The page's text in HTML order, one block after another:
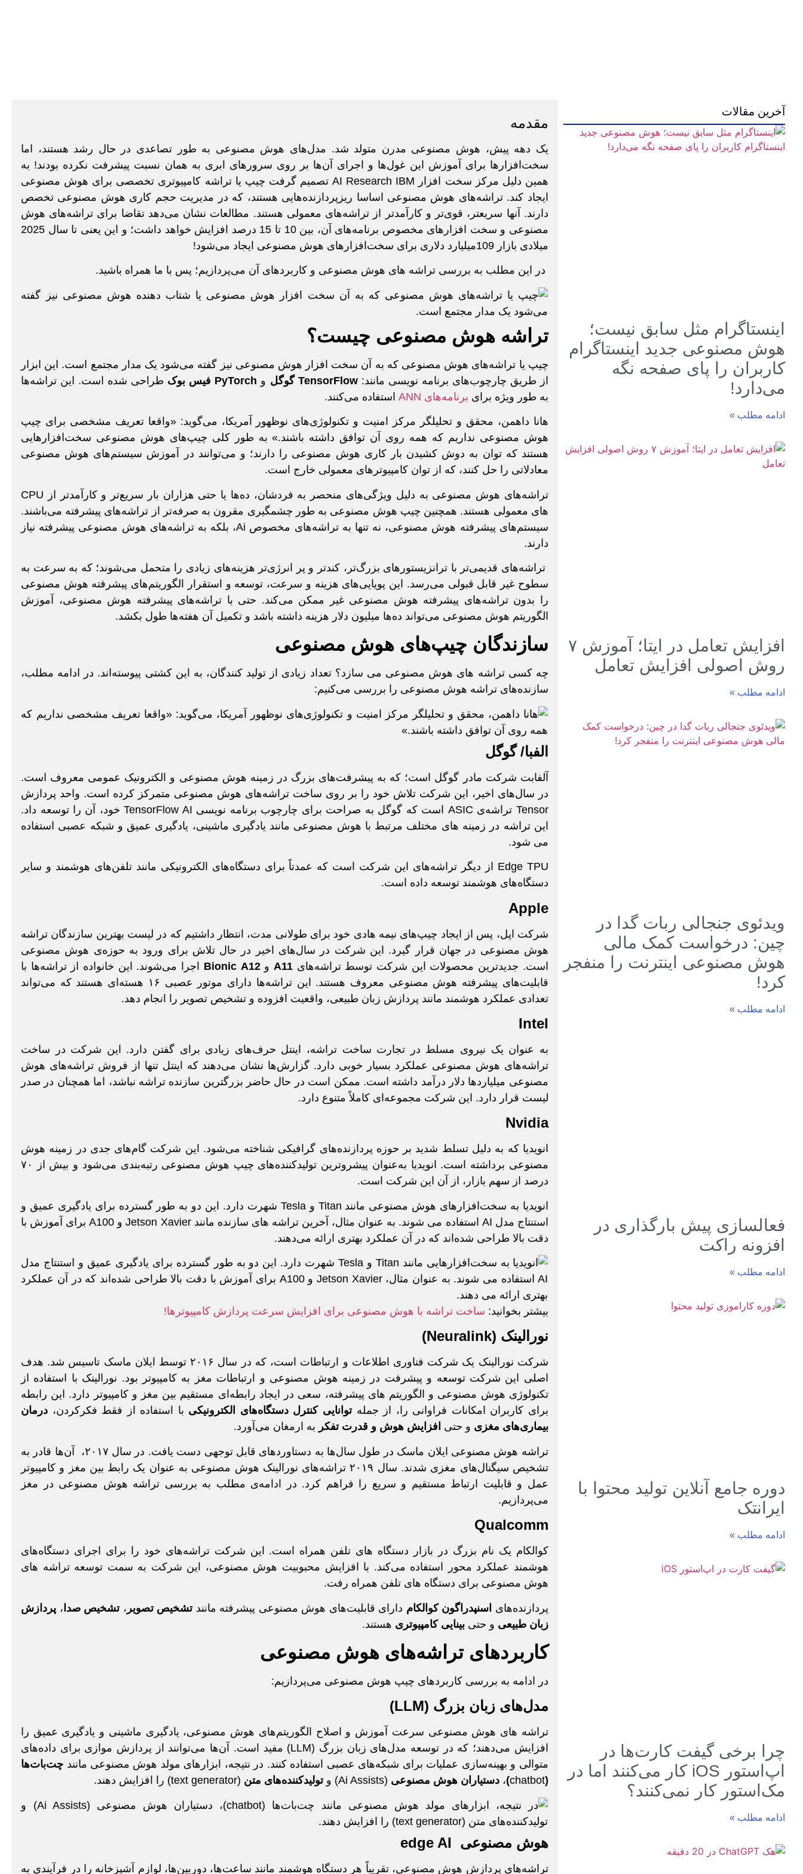
آخرین مقالات
اینستاگرام مثل سابق نیست؛
هوش مصنوعی جدید اینستاگرام
کاربران را پای صفحه نگه
می‌دارد!
ادامه مطلب »
افزایش تعامل در ایتا؛ آموزش ۷
روش اصولی افزایش تعامل
ادامه مطلب »
ویدئوی جنجالی ربات گدا در
چین: درخواست کمک مالی
هوش مصنوعی اینترنت را منفجر
کرد!
ادامه مطلب »
فعالسازی پیش بارگذاری در
افزونه راکت
ادامه مطلب »
دوره جامع آنلاین تولید محتوا با
ایرانتک
ادامه مطلب »
چرا برخی گیفت کارت‌ها در
اپ‌استور iOS کار می‌کنند اما در
مک‌استور کار نمی‌کنند؟
ادامه مطلب »
مقدمه
یک دهه پیش، هوش مصنوعی مدرن متولد شد. مدل‌های هوش مصنوعی به طور تصاعدی در حال رشد هستند، اما
سخت‌افزارها برای آموزش این غول‌ها و اجرای آن‌ها بر روی سرورهای ابری به همان نسبت پیشرفت نکرده بودند! به
همین دلیل مرکز سخت افزار AI Research IBM تصمیم گرفت چیپ یا تراشه کامپیوتری تخصصی برای هوش مصنوعی
ایجاد کند. تراشه‌های هوش مصنوعی اساسا ریزپردازنده‌هایی هستند، که در مدیریت حجم کاری هوش مصنوعی تخصص
دارند. آنها سریعتر، قوی‌تر و کارآمدتر از تراشه‌های معمولی هستند. مطالعات نشان می‌دهد تقاضا برای تراشه‌‌های هوش
مصنوعی و سخت ‌افزارهای مخصوص برنامه‌های آن، بین 10 تا 15 درصد افزایش خواهد داشت؛ و این یعنی تا سال 2025
میلادی بازار 109میلیارد دلاری برای سخت‌افزارهای هوش مصنوعی ایجاد می‌شود!
در این مطلب به بررسی تراشه های هوش مصنوعی و کاربردهای آن می‌پردازیم؛ پس با ما همراه باشید.
تراشه هوش مصنوعی چیست؟
چیپ یا تراشه‌های هوش مصنوعی که به آن سخت افزار هوش مصنوعی نیز گفته می‌شود یک مدار مجتمع است. این ابزار
از طریق چارچوب‌های برنامه نویسی مانند:TensorFlow گوگل و PyTorch فیس بوک طراحی شده است. این تراشه‌ها
به طور ویژه برای برنامه‌های ANN استفاده می‌کنند.
هانا داهمن، محقق و تحلیلگر مرکز امنیت و تکنولوژی‌های نوظهور آمریکا، می‌گوید: «واقعا تعریف مشخصی برای چیپ
هوش مصنوعی نداریم که همه روی آن توافق داشته باشند.» به طور کلی چیپ‌های هوش مصنوعی سخت‌افزارهایی
هستند که توان به دوش کشیدن بار کاری هوش مصنوعی را دارند؛ و می‌توانند در آموزش سیستم‌های هوش مصنوعی
معادلاتی را حل کنند، که از توان کامپیوترهای معمولی خارج است.
تراشه‌های هوش مصنوعی به دلیل ویژگی‌های منحصر به‌ فردشان، ده‌ها یا حتی هزاران بار سریع‌تر و کارآمدتر از CPU
های معمولی هستند. همچنین چیپ هوش مصنوعی به طور چشمگیری مقرون به صرفه‌تر از تراشه‌های پیشرفته می‌باشند.
سیستم‌های پیشرفته هوش مصنوعی، نه تنها به تراشه‌های مخصوص Ai، بلکه به تراشه‌های هوش مصنوعی پیشرفته نیاز
دارند.
تراشه‌های قدیمی‌تر با ترانزیستورهای بزرگ‌تر، کندتر و پر انرژی‌تر هزینه‌های زیادی را متحمل می‌شوند؛ که به سرعت به
سطوح غیر قابل ‌قبولی می‌رسد. این پویایی‌های هزینه و سرعت، توسعه و استقرار الگوریتم‌های پیشرفته هوش مصنوعی
را بدون تراشه‌های پیشرفته هوش مصنوعی غیر ممکن می‌کند. حتی با تراشه‌های پیشرفته هوش مصنوعی، آموزش
الگوریتم هوش مصنوعی می‌تواند ده‌ها میلیون دلار هزینه داشته باشد و تکمیل آن هفته‌ها طول بکشد.
سازندگان چیپ‌های هوش مصنوعی
چه کسی تراشه های هوش مصنوعی می سازد؟ تعداد زیادی از تولید کنندگان، به این کشتی پیوسته‌اند. در ادامه مطلب،
سازنده‌های تراشه هوش مصنوعی را بررسی می‌کنیم:
الفبا/ گوگل
آلفابت شرکت مادر گوگل است؛ که به پیشرفت‌های بزرگ در زمینه هوش مصنوعی و الکترونیک عمومی معروف است.
در سال‌های اخیر، این شرکت تلاش خود را بر روی ساخت تراشه‌های هوش مصنوعی متمرکز کرده است. واحد پردازش
Tensor تراشه‌ی ASIC است که گوگل به صراحت برای چارچوب برنامه نویسی TensorFlow AI خود، آن را توسعه داد.
این تراشه در زمینه های مختلف مرتبط با هوش مصنوعی مانند یادگیری ماشینی، یادگیری عمیق و شبکه عصبی استفاده
می شود.
Edge TPU از دیگر تراشه‌های این شرکت است که عمدتاً برای دستگاه‌های الکترونیکی مانند تلفن‌های هوشمند و سایر
دستگاه‌های هوشمند توسعه داده است.
Apple
شرکت اپل، پس از ایجاد چیپ‌های نیمه هادی خود برای طولانی مدت، انتظار داشتیم که در لیست بهترین سازندگان تراشه
هوش مصنوعی در جهان قرار گیرد. این شرکت در سال‌های اخیر در حال تلاش برای ورود به حوزه‌ی هوش مصنوعی
است. جدیدترین محصولات این شرکت توسط تراشه‌هایA11 و Bionic A12
اجرا می‌شوند. این خانواده از تراشه‌ها با
قابلیت‌های پیشرفته هوش مصنوعی معروف هستند. این تراشه‌ها دارای موتور عصبی ۱۶ هسته‌ای هستند که می‌تواند
تعدادی عملکرد هوشمند مانند پردازش زبان طبیعی، واقعیت افزوده و تشخیص تصویر را انجام دهد.
Intel
به عنوان یک نیروی مسلط در تجارت ساخت تراشه، اینتل حرف‌های زیادی برای گفتن دارد. این شرکت در ساخت
تراشه‌های هوش مصنوعی عملکرد بسیار خوبی دارد. گزارش‌ها نشان می‌دهند که اینتل تنها از فروش تراشه‌های هوش
مصنوعی میلیاردها دلار درآمد داشته است. ممکن است در حال حاضر بزرگترین سازنده تراشه نباشد، اما همچنان در صدر
لیست قرار دارد. این شرکت مجموعه‌ای کاملاً متنوع دارد.
Nvidia
انویدیا که به دلیل تسلط شدید بر حوزه پردازنده‌های گرافیکی شناخته می‌شود. این شرکت گام‌های جدی در زمینه هوش
مصنوعی برداشته است. انویدیا به‌عنوان پیشروترین تولیدکننده‌های چیپ هوش مصنوعی رتبه‌بندی می‌شود و بیش از ۷۰
درصد از سهم بازار، از آن این شرکت است.
انویدیا به سخت‌افزارهای هوش مصنوعی مانند Titan و Tesla شهرت دارد. این دو به طور گسترده برای یادگیری عمیق و
استنتاج مدل AI استفاده می شوند. به عنوان مثال، آخرین تراشه های سازنده مانند Jetson Xavier و A100 برای آموزش با
دقت بالا طراحی شده‌اند که در آن عملکرد بهتری ارائه می‌دهند.
بیشتر بخوانید: ساخت تراشه با هوش مصنوعی برای افزایش سرعت پردازش کامپیوترها!
نورالینک (Neuralink
)
شرکت نورالینک یک شرکت فناوری اطلاعات و ارتباطات است، که در سال ۲۰۱۶ توسط ایلان ماسک تاسیس شد. هدف
اصلی این شرکت توسعه و پیشرفت در زمینه هوش مصنوعی و ارتباطات مغز به کامپیوتر بود. نورالینک با استفاده از
تکنولوژی هوش مصنوعی و الگوریتم‌ های پیشرفته، سعی در ایجاد رابطه‌‌ای مستقیم بین مغز و کامپیوتر دارد. این رابطه
برای کاربران امکانات فراوانی را، از جملهتوانایی کنترل دستگاه‌های الکترونیکی با استفاده از فقط فکر‌کردن، درمان
بیماری‌های مغزی و حتی افزایش هوش و قدرت تفکر به ارمغان می‌آورد.
تراشه هوش مصنوعی ایلان ماسک در طول سال‌ها به دستاوردهای قابل توجهی دست یافت. در سال ۲۰۱۷، آن‌ها قادر به
تشخیص سیگنال‌های مغزی شدند. سال ۲۰۱۹ تراشه‌های نورالینک هوش مصنوعی به عنوان یک رابط بین مغز و کامپیوتر
عمل و قابلیت ارتباط مستقیم و سریع را فراهم کرد. در ادامه‌ی مطلب‌ به بررسی تراشه هوش مصنوعی در مغز
می‌پردازیم.
Qualcomm
کوالکام یک نام بزرگ در بازار دستگاه های تلفن همراه است. این شرکت تراشه‌های خود را برای اجرای دستگاه‌های
هوشمند عملکرد محور استفاده می‌کند. با افزایش محبوبیت هوش مصنوعی، این شرکت به سمت توسعه تراشه های
هوش مصنوعی برای دستگاه های تلفن همراه رفت.
پردازنده‌های اسنپدراگون کوالکام دارای قابلیت‌های هوش مصنوعی پیشرفته‌ مانندتشخیص تصویر ،تشخیص صدا ، پردازش
زبان طبیعی و حتیبینایی کامپیوتری هستند.
کاربردهای تراشه‌های هوش مصنوعی
در ادامه به بررسی کاربردهای چیپ هوش مصنوعی می‌پردازیم:
مدل‌های زبان بزرگ (LLM)
تراشه‌ های هوش مصنوعی سرعت آموزش و اصلاح الگوریتم‌های هوش مصنوعی، یادگیری ماشینی و یادگیری عمیق را
افزایش می‌دهند؛ که در توسعه مدل‌های زبان بزرگ (LLM) مفید است. آن‌ها می‌توانند از پردازش موازی برای داده‌های
متوالی و بهینه‌سازی عملیات برای شبکه‌های عصبی استفاده کنند. در نتیجه، ابزارهای مولد هوش مصنوعی مانند چت‌بات‌ها
(
chatbot
)،دستیاران هوش مصنوعی (Ai Assists) و تولیدکننده‌های متن (text generator) را افزایش دهند.
هوش مصنوعی
تراشه‌های پردازش هوش مصنوعی، تقریباً هر دستگاه هوشمند مانند ساعت‌ها، دوربین‌ها، لوازم آشپزخانه را در فرآیندی به